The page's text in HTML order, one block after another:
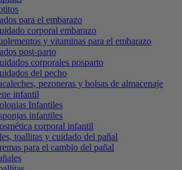
para el embarazo
corporal embarazo
y vitaminas para el embarazo
post-parto
corporales posparto
del pecho
pezoneras y bolsas de almacenaje
infantil
Infantiles
infantiles
corporal infantil
toallitas y cuidado del pañal
para el cambio del pañal